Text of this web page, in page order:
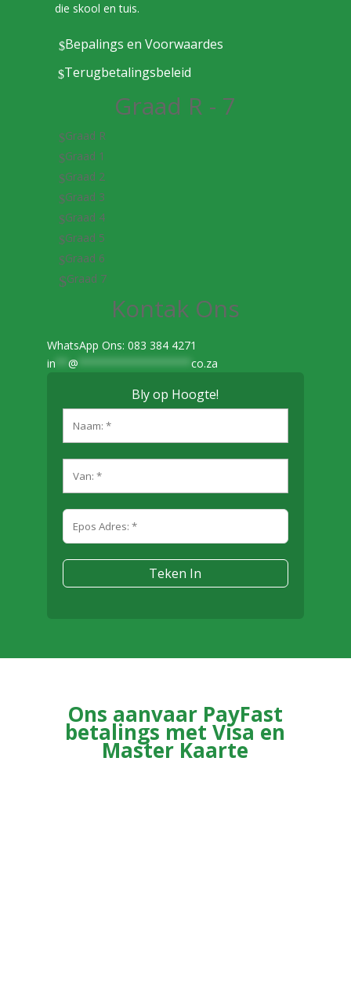
die skool en tuis.
$Bepalings en Voorwaardes
$Terugbetalingsbeleid
Graad R - 7
$Graad R
$Graad 1
$Graad 2
$Graad 3
$Graad 4
$Graad 5
$Graad 6
$Graad 7
Kontak Ons
WhatsApp Ons: 083 384 4271
in
@ co.za
Bly op Hoogte!
Ons aanvaar PayFast
betalings met Visa en
Master Kaarte